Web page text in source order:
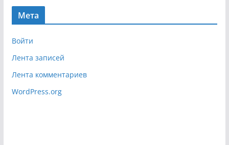
я
х
Мета
Войти
Лента записей
Лента комментариев
WordPress.org